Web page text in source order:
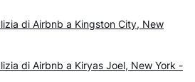
di Airbnb a Kingston City, New
di Airbnb a Kiryas Joel, New York -